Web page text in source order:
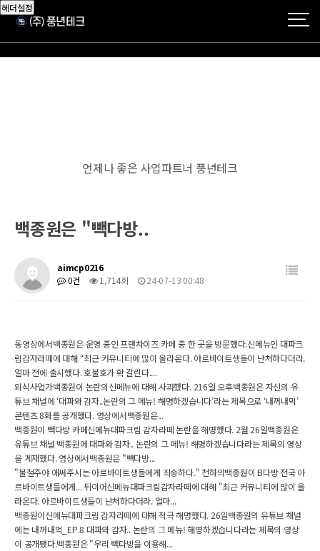
헤더설정
언제나 좋은 사업파트너 풍년테크
백종원은 "빽다방..
aimcp0216
0건
1,714회 24-07-13 00:48
동영상에서백종원은 운영 중인 프랜차이즈 카페 중 한 곳을 방문했다.신메뉴인 대파크
림감자라떼에 대해 “최근 커뮤니티에 많이 올라온다. 아르바이트생들이 난처하다더라.
얼마 전에 출시했다. 호불호가 확 갈린다....
외식사업가백종원이 논란의신메뉴에 대해 사과했다. 216일 오후백종원은 자신의 유
튜브 채널에 ‘대파와 감자..논란의 그 메뉴! 해명하겠습니다’라는 제목으로 ‘내꺼내먹’
콘텐츠 8화를 공개했다. 영상에서백종원은...
백종원이 빽다방 카페신메뉴대파크림 감자라떼 논란을 해명했다. 2월 26일백종원은
유튜브 채널 백종원에 대파와 감자.. 논란의 그 메뉴! 해명하겠습니다라는 제목의 영상
을 게재했다. 영상에서백종원은 "빽다방...
"불철주야 애써주시는 아르바이트생들에게 죄송하다." 천하의백종원이 B다방 전국 아
르바이트생들에게... 뒤이어신메뉴대파크림감자라떼에 대해 "최근 커뮤니티에 많이 올
라온다. 아르바이트생들이 난처하다더라. 얼마...
백종원이신메뉴대파크림 감자라떼에 대해 적극 해명했다. 26일백종원의 유튜브 채널
에는 내꺼내먹_EP.8 대파와 감자.. 논란의 그 메뉴! 해명하겠습니다라는 제목의 영상
이 공개됐다.백종원은 "우리 빽다방을 이용해...